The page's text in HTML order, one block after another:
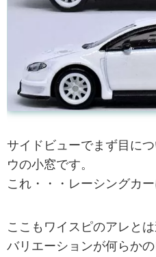
サイドビューでまず目に
ウの小窓です。
これ・・・レーシングカ
ここもワイスピのアレと
バリエーションが何らか